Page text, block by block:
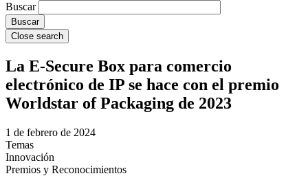
Buscar
Close search
La E-Secure Box para comercio
electrónico de IP se hace con el premio
Worldstar of Packaging de 2023
1 de febrero de 2024
Temas
Innovación
Premios y Reconocimientos